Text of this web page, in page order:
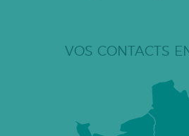
VOS CONTACTS